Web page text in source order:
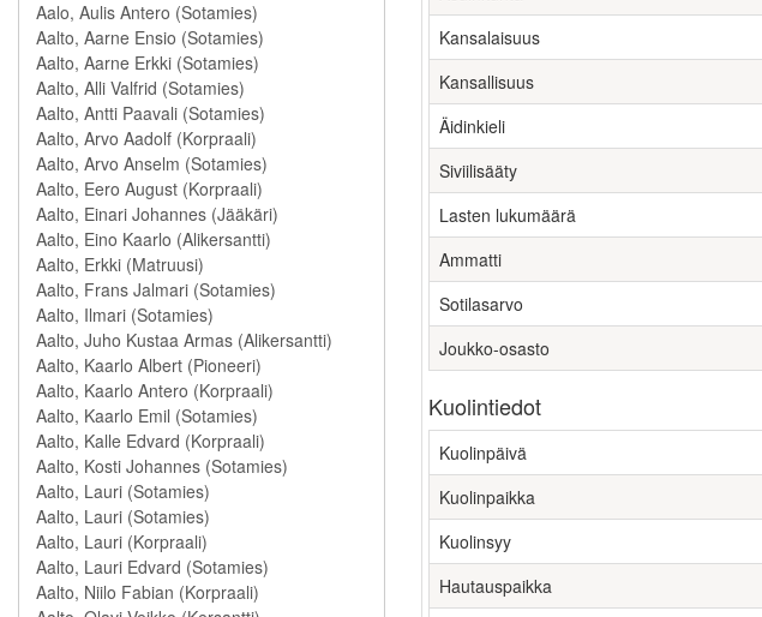
Kansalaisuus
Kansallisuus
Äidinkieli
Siviilisääty
Lasten lukumäärä
Ammatti
Sotilasarvo
Joukko-osasto
Kuolintiedot
Kuolinpäivä
Kuolinpaikka
Kuolinsyy
Hautauspaikka